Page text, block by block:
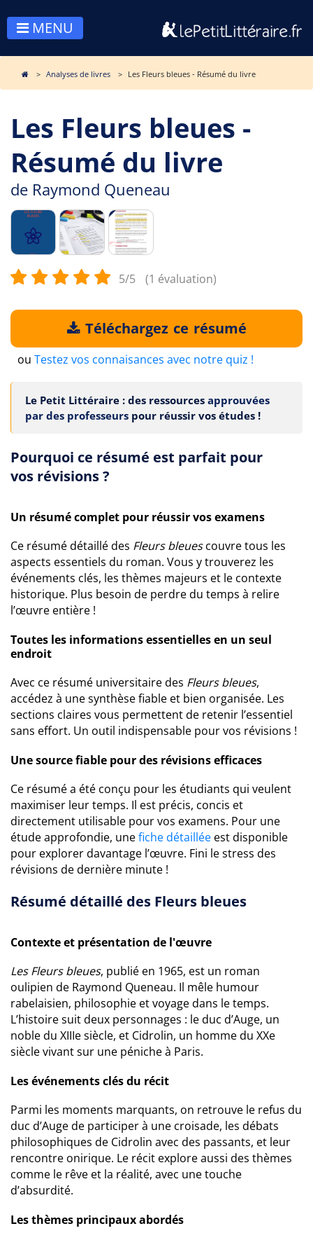
MENU
Analyses de livres Les Fleurs bleues - Résumé du livre
Les Fleurs bleues -
Résumé du livre
de Raymond Queneau
5/5 (1 évaluation)
Téléchargez ce résumé
ou Testez vos connaisances avec notre quiz !
Le Petit Littéraire : des ressources approuvées
par des professeurs pour réussir vos études !
Pourquoi ce résumé est parfait pour
vos révisions ?
Un résumé complet pour réussir vos examens
Ce résumé détaillé des Fleurs bleuescouvre tous les
aspects essentiels du roman. Vous y trouverez les
événements clés, les thèmes majeurs et le contexte
historique. Plus besoin de perdre du temps à relire
l’œuvre entière !
Toutes les informations essentielles en un seul
endroit
Avec ce résumé universitaire des Fleurs bleues,
accédez à une synthèse fiable et bien organisée. Les
sections claires vous permettent de retenir l’essentiel
sans effort. Un outil indispensable pour vos révisions !
Une source fiable pour des révisions efficaces
Ce résumé a été conçu pour les étudiants qui veulent
maximiser leur temps. Il est précis, concis et
directement utilisable pour vos examens. Pour une
étude approfondie, unefiche détaillée est disponible
pour explorer davantage l’œuvre. Fini le stress des
révisions de dernière minute !
Résumé détaillé des Fleurs bleues
Contexte et présentation de l'œuvre
Les Fleurs bleues, publié en 1965, est un roman
oulipien de Raymond Queneau. Il mêle humour
rabelaisien, philosophie et voyage dans le temps.
L’histoire suit deux personnages : le duc d’Auge, un
noble du XIIIe siècle, et Cidrolin, un homme du XXe
siècle vivant sur une péniche à Paris.
Les événements clés du récit
Parmi les moments marquants, on retrouve le refus du
duc d’Auge de participer à une croisade, les débats
philosophiques de Cidrolin avec des passants, et leur
rencontre onirique. Le récit explore aussi des thèmes
comme le rêve et la réalité, avec une touche
d’absurdité.
Les thèmes principaux abordés